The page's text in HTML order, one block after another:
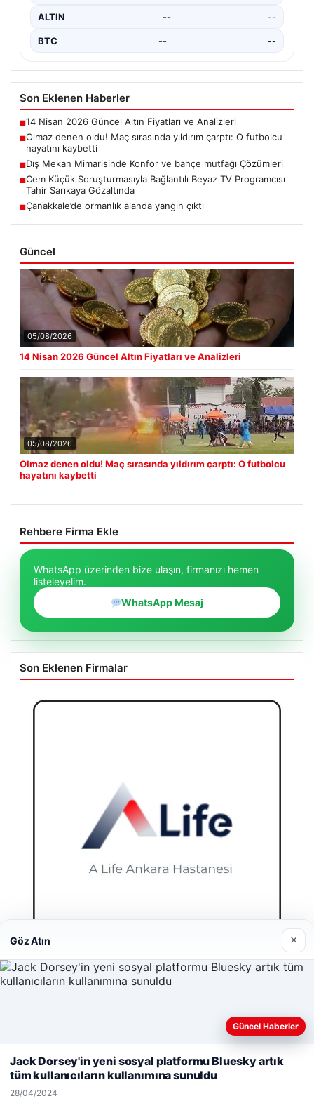
ALTIN -- --
BTC -- --
Son Eklenen Haberler
■14 Nisan 2026 Güncel Altın Fiyatları ve Analizleri
■Olmaz denen oldu! Maç sırasında yıldırım çarptı: O futbolcu
hayatını kaybetti
■Dış Mekan Mimarisinde Konfor ve bahçe mutfağı Çözümleri
■Cem Küçük Soruşturmasıyla Bağlantılı Beyaz TV Programcısı
Tahir Sarıkaya Gözaltında
■Çanakkale’de ormanlık alanda yangın çıktı
Güncel
05/08/2026
14 Nisan 2026 Güncel Altın Fiyatları ve Analizleri
05/08/2026
Olmaz denen oldu! Maç sırasında yıldırım çarptı: O futbolcu
hayatını kaybetti
Rehbere Firma Ekle
WhatsApp üzerinden bize ulaşın, firmanızı hemen
listeleyelim.
WhatsApp Mesaj
Son Eklenen Firmalar
A Life Ankara Hastanesi
Web sitemizi nasıl kullandığınızı daha iyi anlayabilmek,
kullanıyoruz.Çerez Politikamız
Göz Atın ×
Güncel Haberler
Jack Dorsey'in yeni sosyal platformu Bluesky artık
tüm kullanıcıların kullanımına sunuldu
28/04/2024